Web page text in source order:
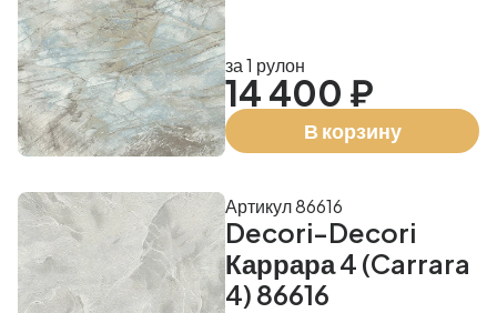
за 1 рулон
14 400 ₽
В корзину
Decori-Decori
Каррара 4 (Carrara
4) 86616
Артикул 86616